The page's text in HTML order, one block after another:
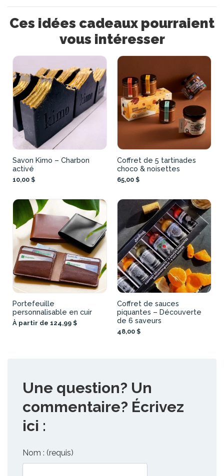
Ces idées cadeaux pourraient
vous intéresser
Savon Kimo – Charbon
activé
10,00 $
Coffret de 5 tartinades
choco & noisettes
65,00 $
Portefeuille
personnalisable en cuir
À partir de 124,99 $
Coffret de sauces
piquantes – Découverte
de 6 saveurs
48,00 $
Une question? Un
commentaire? Écrivez
ici :
Nom : (requis)